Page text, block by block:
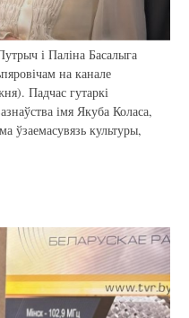
і Паліна Басалыга
на канале
Падчас гутаркі
імя Якуба Коласа,
ўзаемасувязь культуры,